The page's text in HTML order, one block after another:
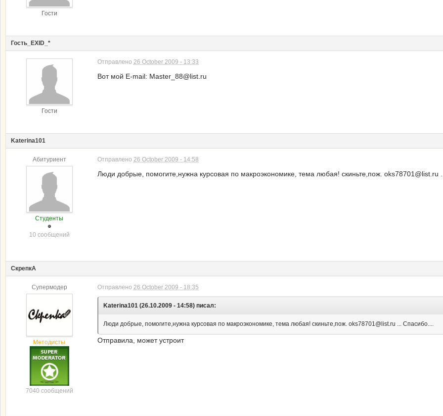
Гости
Гость_EXID_*
Гости
Отправлено 26 October 2009 - 13:33
Вот мой E-mail: Master_88@list.ru
Katerina101
Абитуриент
Студенты
10 сообщений
Отправлено 26 October 2009 - 14:58
Люди добрые, помогите,нужна курсовая по макроэкономике, тема любая! скиньте,пож. oks78701@list.ru
СкрепкА
Супермодер
Методисты
7040 сообщений
Отправлено 26 October 2009 - 18:35
Katerina101 (26.10.2009 - 14:58) писал:
Люди добрые, помогите,нужна курсовая по макроэкономике, тема любая! скиньте,пож. oks78701@list.ru ... Спасибо....
Отправила, может устроит